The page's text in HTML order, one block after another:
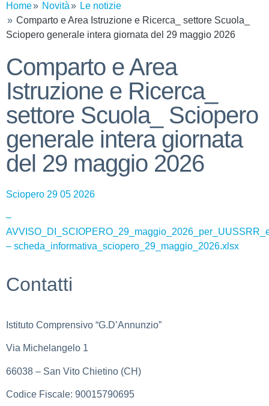
Home Novità
Le notizie
Comparto e Area Istruzione e Ricerca_ settore Scuola_
Sciopero generale intera giornata del 29 maggio 2026
Comparto e Area
Istruzione e Ricerca_
settore Scuola_ Sciopero
generale intera giornata
del 29 maggio 2026
Sciopero 29 05 2026
–
– scheda_informativa_sciopero_29_maggio_2026.xlsx
Contatti
Istituto Comprensivo “G.D’Annunzio”
Via Michelangelo 1
66038 – San Vito Chietino (CH)
Codice Fiscale: 90015790695